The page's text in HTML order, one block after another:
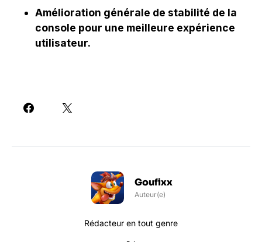
Amélioration générale de stabilité de la
console pour une meilleure expérience
utilisateur.
Goufixx
Auteur(e)
Rédacteur en tout genre